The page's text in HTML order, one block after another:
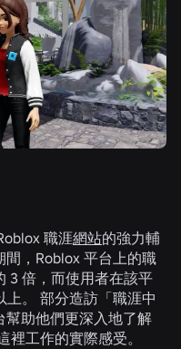
職涯網站的強力輔
，Roblox 平台上的職
3 倍，而使用者在該平
上。 部分造訪「職涯中
幫助他們更深入地了解
裡工作的實際感受。